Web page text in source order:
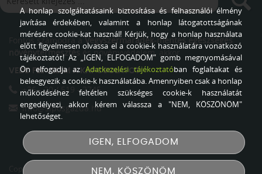
Fontos számodra aVegyszermaradék-mentes egészséges
növénytermesztés és növényvédelem, akkor
VEDD FEL VELEM A KAPCSOLATOT
+36 - 20 / 519 - 2745
info@siposgazda.hu
Copyright © 2026 Sipos Gazda Minden jog fenntartva!
A honlap szolgáltatásaink biztosítása és felhasználói élmény
javítása érdekében, valamint a honlap látogatottságának
mérésére cookie-kat használ! Kérjük, hogy a honlap használata
előtt figyelmesen olvassa el a cookie-k használatára vonatkozó
tájékoztatót! Az „IGEN, ELFOGADOM” gomb megnyomásával
Ön elfogadja azAdatkezelési tájékoztatóban foglaltakat és
beleegyezik a cookie-k használatába. Amennyiben csak a honlap
működéséhez feltétlen szükséges cookie-k használatát
engedélyezi, akkor kérem válassza a "NEM, KÖSZÖNÖM"
lehetőséget.
IGEN, ELFOGADOM
NEM, KÖSZÖNÖM